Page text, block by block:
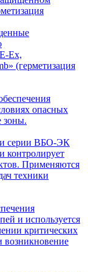
Ех,
(герметизация
опасных
зоны.
серии ВБО-ЭК
контролирует
Применяются
техники
и используется
критических
возникновение